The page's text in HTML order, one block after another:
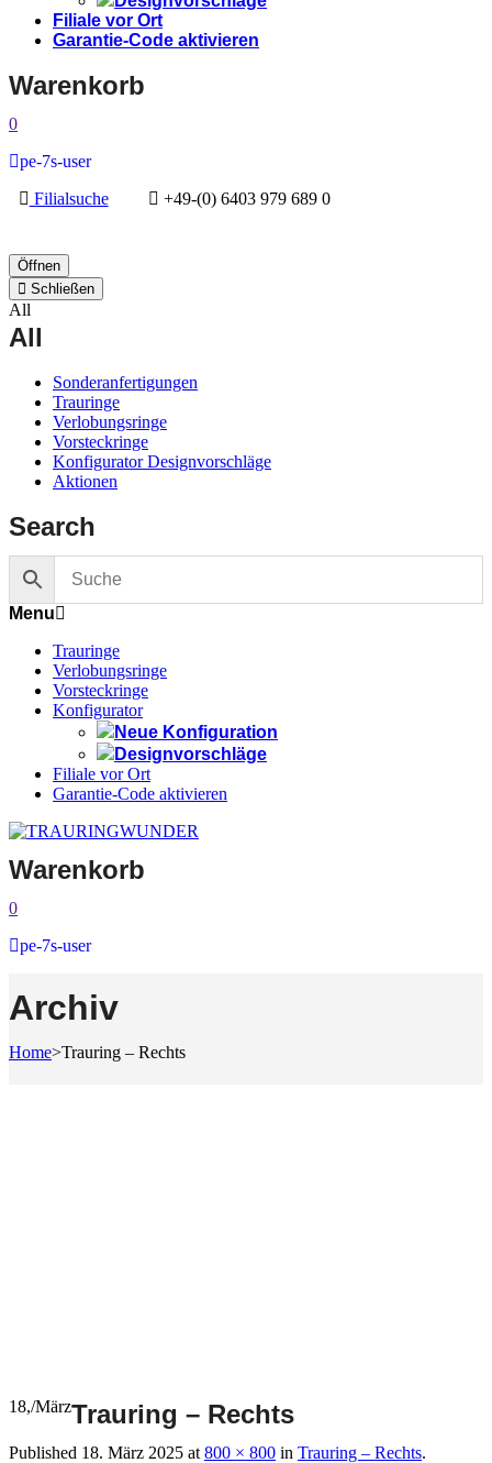
Filiale vor Ort
Garantie-Code aktivieren
Warenkorb
0
pe-7s-user
Filialsuche
+49-(0) 6403 979 689 0
Öffnen
Schließen
All
All
Sonderanfertigungen
Trauringe
Verlobungsringe
Vorsteckringe
Konfigurator Designvorschläge
Aktionen
Search
Menu
Trauringe
Verlobungsringe
Vorsteckringe
Konfigurator
Neue Konfiguration
Designvorschläge
Filiale vor Ort
Garantie-Code aktivieren
Warenkorb
0
pe-7s-user
Archiv
Home>Trauring – Rechts
18,/MärzTrauring – Rechts
Published 18. März 2025 at 800 × 800 in Trauring – Rechts.